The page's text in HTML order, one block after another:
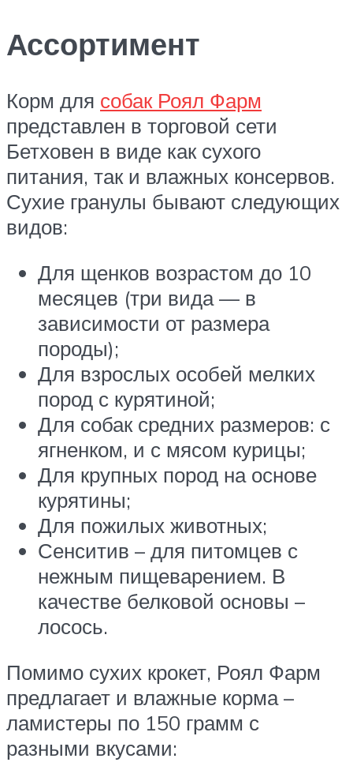
Ассортимент
Корм для собак Роял Фарм
представлен в торговой сети
Бетховен в виде как сухого
питания, так и влажных консервов.
Сухие гранулы бывают следующих
видов:
Для щенков возрастом до 10
месяцев (три вида — в
зависимости от размера
породы);
Для взрослых особей мелких
пород с курятиной;
Для собак средних размеров: с
ягненком, и с мясом курицы;
Для крупных пород на основе
курятины;
Для пожилых животных;
Сенситив – для питомцев с
нежным пищеварением. В
качестве белковой основы –
лосось.
Помимо сухих крокет, Роял Фарм
предлагает и влажные корма –
ламистеры по 150 грамм с
разными вкусами: